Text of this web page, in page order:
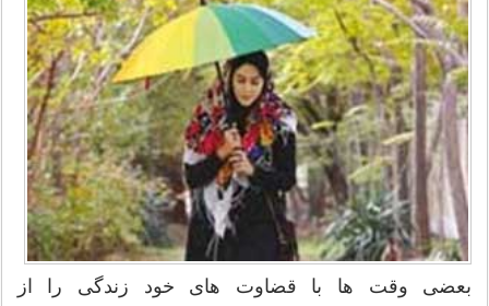
بعضی وقت ها با قضاوت های خود زندگی را از